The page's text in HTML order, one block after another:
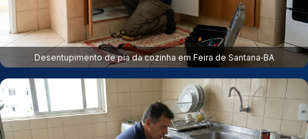
Desentupimento de pia da cozinha em Feira de Santana‑BA